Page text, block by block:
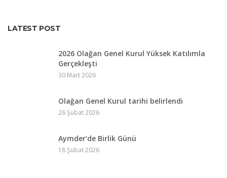
LATEST POST
2026 Olağan Genel Kurul Yüksek Katılımla
Gerçekleşti
30 Mart 2026
Olağan Genel Kurul tarihi belirlendi
26 Şubat 2026
Aymder’de Birlik Günü
18 Şubat 2026